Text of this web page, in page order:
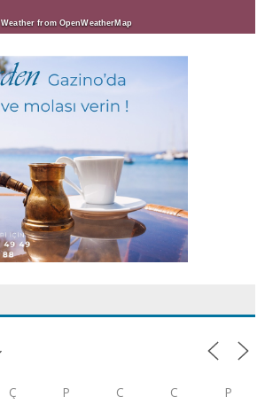
Weather from OpenWeatherMap
Ç P C C P